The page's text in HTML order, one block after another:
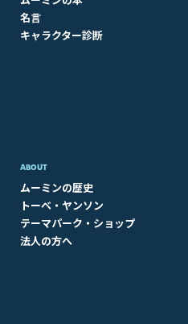
名言
キャラクター診断
ABOUT​
ムーミンの歴史
トーベ・ヤンソン
テーマパーク・ショップ
法人の方へ